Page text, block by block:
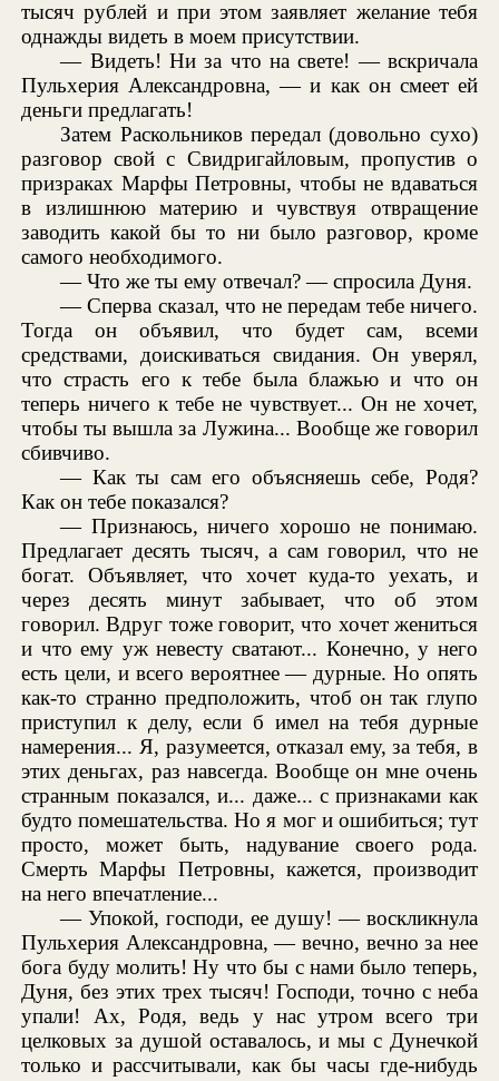
тысяч рублей и при этом заявляет желание тебя
однажды видеть в моем присутствии.
— Видеть! Ни за что на свете! — вскричала
Пульхерия Александровна, — и как он смеет ей
деньги предлагать!
Затем Раскольников передал (довольно сухо)
разговор свой с Свидригайловым, пропустив о
призраках Марфы Петровны, чтобы не вдаваться
в излишнюю материю и чувствуя отвращение
заводить какой бы то ни было разговор, кроме
самого необходимого.
— Что же ты ему отвечал? — спросила Дуня.
— Сперва сказал, что не передам тебе ничего.
Тогда он объявил, что будет сам, всеми
средствами, доискиваться свидания. Он уверял,
что страсть его к тебе была блажью и что он
теперь ничего к тебе не чувствует... Он не хочет,
чтобы ты вышла за Лужина... Вообще же говорил
сбивчиво.
— Как ты сам его объясняешь себе, Родя?
Как он тебе показался?
— Признаюсь, ничего хорошо не понимаю.
Предлагает десять тысяч, а сам говорил, что не
богат. Объявляет, что хочет куда-то уехать, и
через десять минут забывает, что об этом
говорил. Вдруг тоже говорит, что хочет жениться
и что ему уж невесту сватают... Конечно, у него
есть цели, и всего вероятнее — дурные. Но опять
как-то странно предположить, чтоб он так глупо
приступил к делу, если б имел на тебя дурные
намерения... Я, разумеется, отказал ему, за тебя, в
этих деньгах, раз навсегда. Вообще он мне очень
странным показался, и... даже... с признаками как
будто помешательства. Но я мог и ошибиться; тут
просто, может быть, надувание своего рода.
Смерть Марфы Петровны, кажется, производит
на него впечатление...
— Упокой, господи, ее душу! — воскликнула
Пульхерия Александровна, — вечно, вечно за нее
бога буду молить! Ну что бы с нами было теперь,
Дуня, без этих трех тысяч! Господи, точно с неба
упали! Ах, Родя, ведь у нас утром всего три
целковых за душой оставалось, и мы с Дунечкой
только и рассчитывали, как бы часы где-нибудь